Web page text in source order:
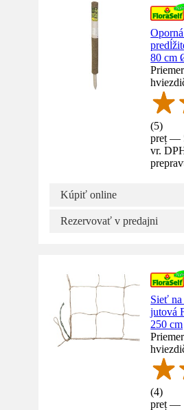
80 cm
(5)
preț —
vr.
Kúpiť online
Rezervovať v predajni
Sieť
jutová
250 cm
(4)
preț —